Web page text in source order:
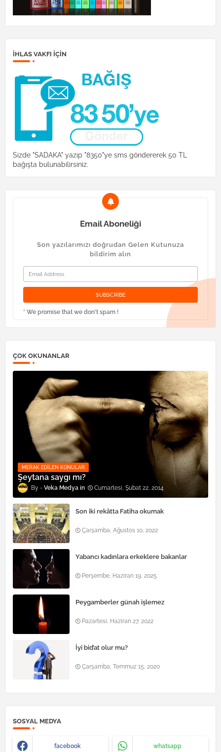
İHLAS VAKFI IÇIN
Sizde "SADAKA" yazıp "8350"ye sms göndererek 50 TL
bağışta bulunabilirsiniz.
Email Aboneliği
Son yazılarımızı doğrudan Gelen Kutunuza
bildirim alın
* We promise that we don't spam !
ÇOK OKUNANLAR
MERAK EDILEN KONULAR
Şeytana saygı mı?
Veka Medya Cumartesi, Şubat 22, 2014
Son iki rekâtta Fatiha okumak
Çarşamba, Ağustos 10, 2022
Yabancı kadınlara erkeklere bakanlar
Perşembe, Haziran 19, 2025
Peygamberler günah işlemez
Pazartesi, Haziran 27, 2022
İyi bid’at olur mu?
Çarşamba, Temmuz 15, 2020
SOSYAL MEDYA
facebook whatsapp